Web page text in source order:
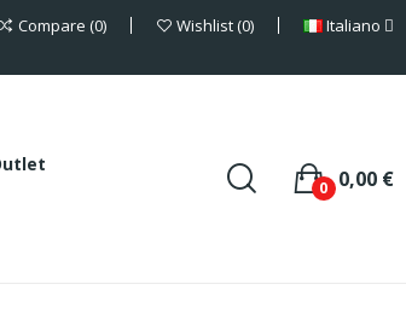
Compare 0 Wishlist 0 Italiano
0,00 €
0